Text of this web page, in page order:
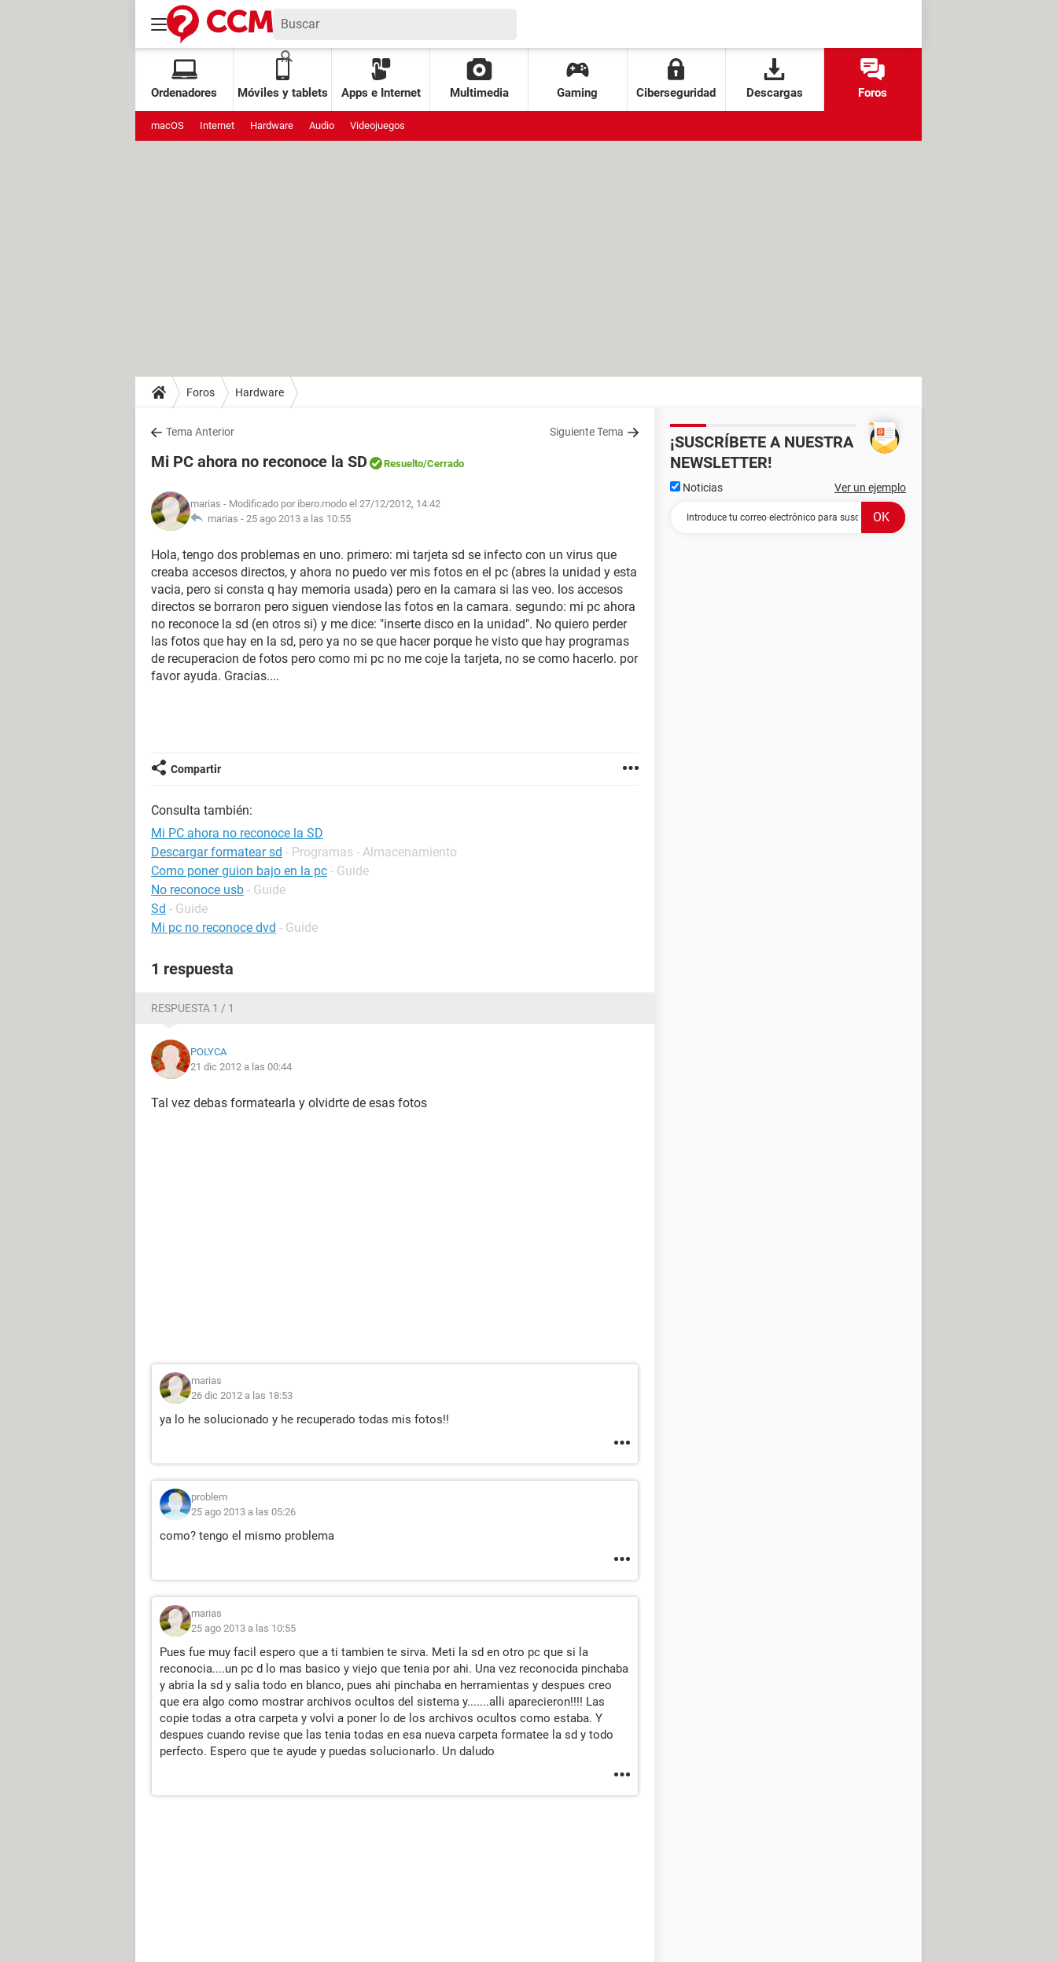
Ordenadores Móviles y tablets Apps e Internet Multimedia Gaming Ciberseguridad Descargas Foros
macOS Internet Hardware Audio Videojuegos
Foros Hardware
Tema Anterior Siguiente Tema
Mi PC ahora no reconoce la SD Resuelto/Cerrado
marias - Modificado por ibero.modo el 27/12/2012, 14:42
marias - 25 ago 2013 a las 10:55
Hola, tengo dos problemas en uno. primero: mi tarjeta sd se infecto con un virus que
creaba accesos directos, y ahora no puedo ver mis fotos en el pc (abres la unidad y esta
vacia, pero si consta q hay memoria usada) pero en la camara si las veo. los accesos
directos se borraron pero siguen viendose las fotos en la camara. segundo: mi pc ahora
no reconoce la sd (en otros si) y me dice: "inserte disco en la unidad". No quiero perder
las fotos que hay en la sd, pero ya no se que hacer porque he visto que hay programas
de recuperacion de fotos pero como mi pc no me coje la tarjeta, no se como hacerlo. por
favor ayuda. Gracias....
Compartir
Consulta también:
Mi PC ahora no reconoce la SD
Descargar formatear sd - Programas - Almacenamiento
Como poner guion bajo en la pc - Guide
No reconoce usb - Guide
Sd - Guide
Mi pc no reconoce dvd - Guide
1 respuesta
RESPUESTA 1 / 1
POLYCA
21 dic 2012 a las 00:44
Tal vez debas formatearla y olvidrte de esas fotos
marias
26 dic 2012 a las 18:53
ya lo he solucionado y he recuperado todas mis fotos!!
problem
25 ago 2013 a las 05:26
como? tengo el mismo problema
marias
25 ago 2013 a las 10:55
Pues fue muy facil espero que a ti tambien te sirva. Meti la sd en otro pc que si la
reconocia....un pc d lo mas basico y viejo que tenia por ahi. Una vez reconocida pinchaba
y abria la sd y salia todo en blanco, pues ahi pinchaba en herramientas y despues creo
que era algo como mostrar archivos ocultos del sistema y.......alli aparecieron!!!! Las
copie todas a otra carpeta y volvi a poner lo de los archivos ocultos como estaba. Y
despues cuando revise que las tenia todas en esa nueva carpeta formatee la sd y todo
perfecto. Espero que te ayude y puedas solucionarlo. Un daludo
¡SUSCRÍBETE A NUESTRA
NEWSLETTER!
Noticias Ver un ejemplo